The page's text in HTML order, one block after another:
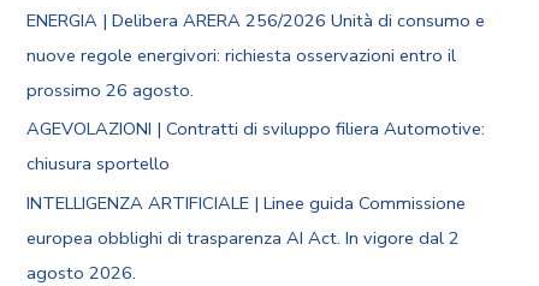
ENERGIA | Delibera ARERA 256/2026 Unità di consumo e
nuove regole energivori: richiesta osservazioni entro il
prossimo 26 agosto.
AGEVOLAZIONI | Contratti di sviluppo filiera Automotive:
chiusura sportello
INTELLIGENZA ARTIFICIALE | Linee guida Commissione
europea obblighi di trasparenza AI Act. In vigore dal 2
agosto 2026.